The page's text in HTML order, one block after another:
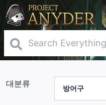
대분류